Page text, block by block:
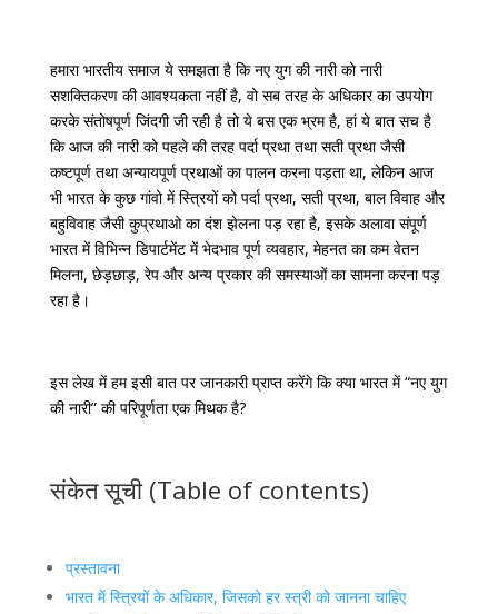
हमारा भारतीय समाज ये समझता है कि नए युग की नारी को नारी
सशक्तिकरण की आवश्यकता नहीं है, वो सब तरह के अधिकार का उपयोग
करके संतोषपूर्ण जिंदगी जी रही है तो ये बस एक भ्रम है, हां ये बात सच है
कि आज की नारी को पहले की तरह पर्दा प्रथा तथा सती प्रथा जैसी
कष्टपूर्ण तथा अन्यायपूर्ण प्रथाओं का पालन करना पड़ता था, लेकिन आज
भी भारत के कुछ गांवो में स्त्रियों को पर्दा प्रथा, सती प्रथा, बाल विवाह और
बहुविवाह जैसी कुप्रथाओ का दंश झेलना पड़ रहा है, इसके अलावा संपूर्ण
भारत में विभिन्न डिपार्टमेंट में भेदभाव पूर्ण व्यवहार, मेहनत का कम वेतन
मिलना, छेड़छाड़, रेप और अन्य प्रकार की समस्याओं का सामना करना पड़
रहा है।
इस लेख में हम इसी बात पर जानकारी प्राप्त करेंगे कि क्या भारत में “नए युग
की नारी” की परिपूर्णता एक मिथक है?
संकेत सूची (Table of contents)
प्रस्तावना
भारत में स्त्रियों के अधिकार, जिसको हर स्त्री को जानना चाहिए